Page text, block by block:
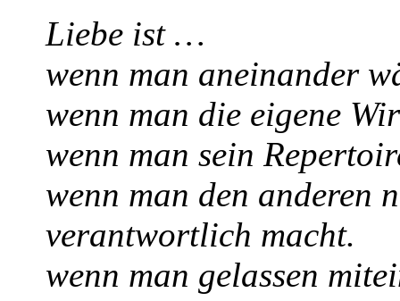
Liebe ist …
wenn man aneinander
wenn man die eigene
wenn man sein
wenn man den anderen
verantwortlich macht.
wenn man gelassen